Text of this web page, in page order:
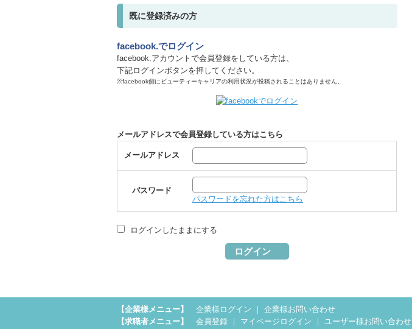
既に登録済みの方
facebook.でログイン
facebook.アカウントで会員登録をしている方は、
下記ログインボタンを押してください。
※facebook側にビューティーキャリアの利用状況が投稿されることはありません。
メールアドレスで会員登録している方はこちら
メールアドレス
パスワード
パスワードを忘れた方はこちら
ログインしたままにする
ログイン
【企業様メニュー】 企業様ログイン ｜ 企業様お問い合わせ
【求職者メニュー】
会員登録 ｜ マイページログイン ｜ ユーザー様お問い合わせ